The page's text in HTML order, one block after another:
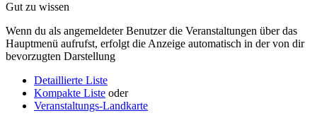
Gut zu wissen
Wenn du als angemeldeter Benutzer die Veranstaltungen über das
Hauptmenü aufrufst, erfolgt die Anzeige automatisch in der von dir
bevorzugten Darstellung
Detaillierte Liste
Kompakte Liste oder
Veranstaltungs-Landkarte